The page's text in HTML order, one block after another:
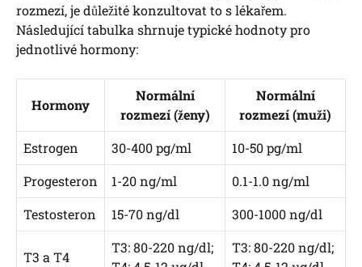
rozmezí, je důležité konzultovat to s lékařem.
Následující tabulka shrnuje typické hodnoty pro
jednotlivé hormony:
Hormony
Normální
rozmezí (ženy)
Normální
rozmezí (muži)
Estrogen
30-400 pg/ml
10-50 pg/ml
Progesteron
1-20 ng/ml
0.1-1.0 ng/ml
Testosteron
15-70 ng/dl 300-1000 ng/dl
T3 a T4
T3: 80-220 ng/dl;
T3: 80-220 ng/dl;